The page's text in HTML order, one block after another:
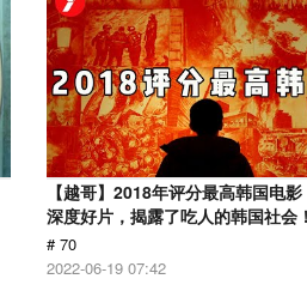
【越哥】2018年评分最高韩国电
深度好片，揭露了吃人的韩国社会！
# 70
2022-06-19 07:42